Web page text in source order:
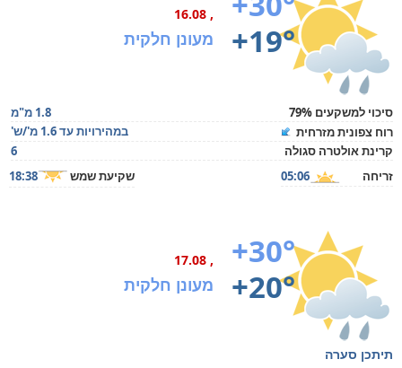
+19°
, 16.08
מעונן חלקית
סיכוי למשקעים 79%
1.8 מ"מ
רוח צפונית מזרחית
במהירויות עד 1.6 מ'/ש'
קרינת אולטרה סגולה
6
זריחה
05:06 שקיעת שמש 18:38
+30°
+20°
, 17.08
מעונן חלקית
תיתכן סערה